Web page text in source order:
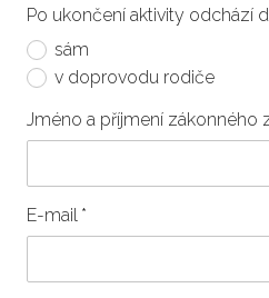
Po ukončení aktivity odchází
sám
v doprovodu rodiče
Jméno a příjmení zákonného
E-mail *